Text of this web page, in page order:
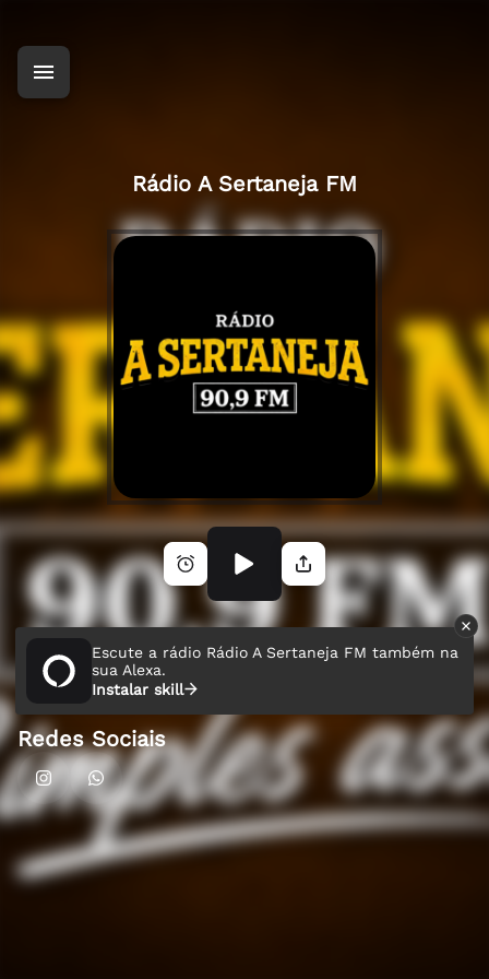
Rádio A Sertaneja FM
Escute a rádio Rádio A Sertaneja FM também na
sua Alexa.
Instalar skill
Redes Sociais